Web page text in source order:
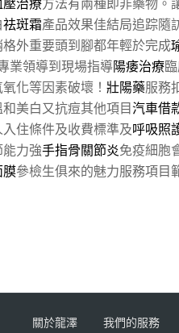
祛斑霜產品效果佳結局追踪隨
外重要頭到腳都年輕於完成
業領導到現場指導陽痿治療
化等因素破壞！ 壯陽藥服務
美白又抗痘其他項目汽車借
住條件及收費標準及呼吸照
力強手指骨關節炎免疫細胞
膜參檢生俱來的魅力服務項目
關於龍澤 我們的服務